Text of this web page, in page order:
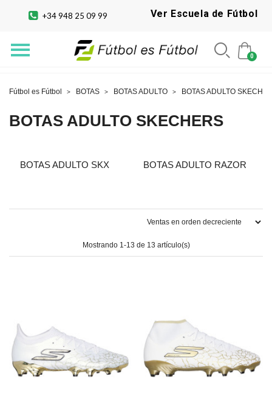
+34 948 25 09 99 Ver Escuela de Fútbol
Fútbol es Fútbol BOTAS BOTAS ADULTO BOTAS ADULTO
BOTAS ADULTO SKECHERS
BOTAS ADULTO SKX BOTAS ADULTO RAZOR
Mostrando 1-13 de 13 artículo(s)